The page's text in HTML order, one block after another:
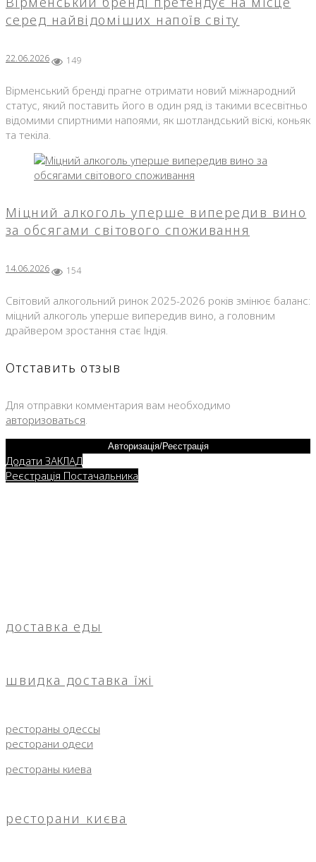
серед найвідоміших напоїв світу
22.06.2026 149
Вірменський бренді прагне отримати новий міжнародний
статус, який поставить його в один ряд із такими всесвітньо
відомими спиртними напоями, як шотландський віскі, коньяк
та текіла.
Міцний алкоголь уперше випередив вино
за обсягами світового споживання
14.06.2026 154
Світовий алкогольний ринок 2025-2026 років змінює баланс:
міцний алкоголь уперше випередив вино, а головним
драйвером зростання стає Індія.
Отставить отзыв
Для отправки комментария вам необходимо
авторизоваться
Авторизація/Реєстрація
Додати ЗАКЛАД
Реєстрація Постачальника
доставка еды
швидка доставка їжі
рестораны одессы
ресторани одеси
рестораны киева
ресторани києва